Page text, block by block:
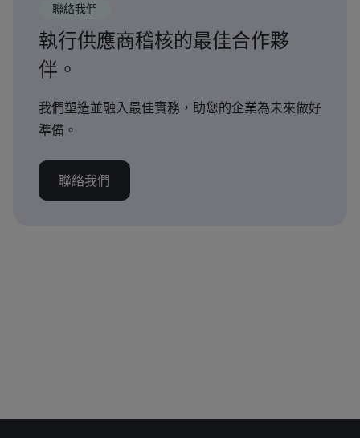
聯絡我們
執行供應商稽核的最佳合作夥
伴。
我們塑造並融入最佳實務，助您的企業為未來做好
準備。
聯絡我們